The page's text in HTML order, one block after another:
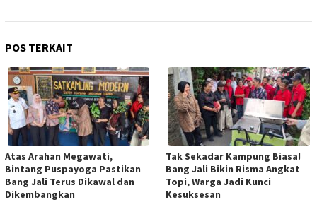
POS TERKAIT
Atas Arahan Megawati,
Bintang Puspayoga Pastikan
Bang Jali Terus Dikawal dan
Dikembangkan
Tak Sekadar Kampung Biasa!
Bang Jali Bikin Risma Angkat
Topi, Warga Jadi Kunci
Kesuksesan